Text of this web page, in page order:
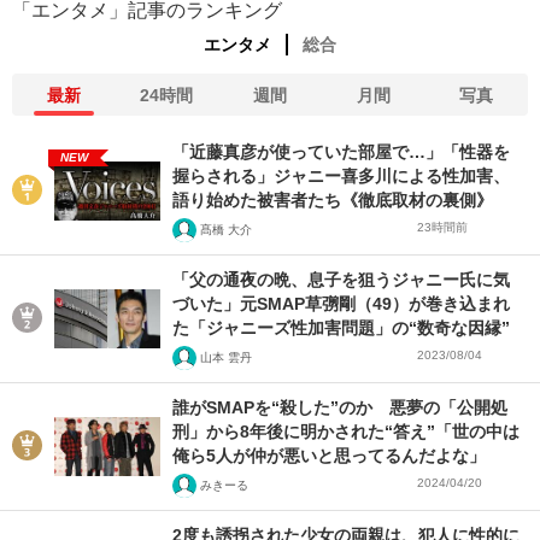
「エンタメ」記事のランキング
エンタメ 総合
最新 24時間 週間 月間 写真
NEW
「近藤真彦が使っていた部屋で…」「性器を
握らされる」ジャニー喜多川による性加害、
語り始めた被害者たち《徹底取材の裏側》
髙橋 大介 23時間前
「父の通夜の晩、息子を狙うジャニー氏に気
づいた」元SMAP草彅剛（49）が巻き込まれ
た「ジャニーズ性加害問題」の“数奇な因縁”
山本 雲丹 2023/08/04
誰がSMAPを“殺した”のか 悪夢の「公開処
刑」から8年後に明かされた“答え”「世の中は
俺ら5人が仲が悪いと思ってるんだよな」
みきーる 2024/04/20
2度も誘拐された少女の両親は、犯人に性的に